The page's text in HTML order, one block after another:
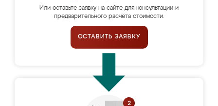
Или оставьте заявку на сайте для консультации и
предварительного расчёта стоимости.
ОСТАВИТЬ ЗАЯВКУ